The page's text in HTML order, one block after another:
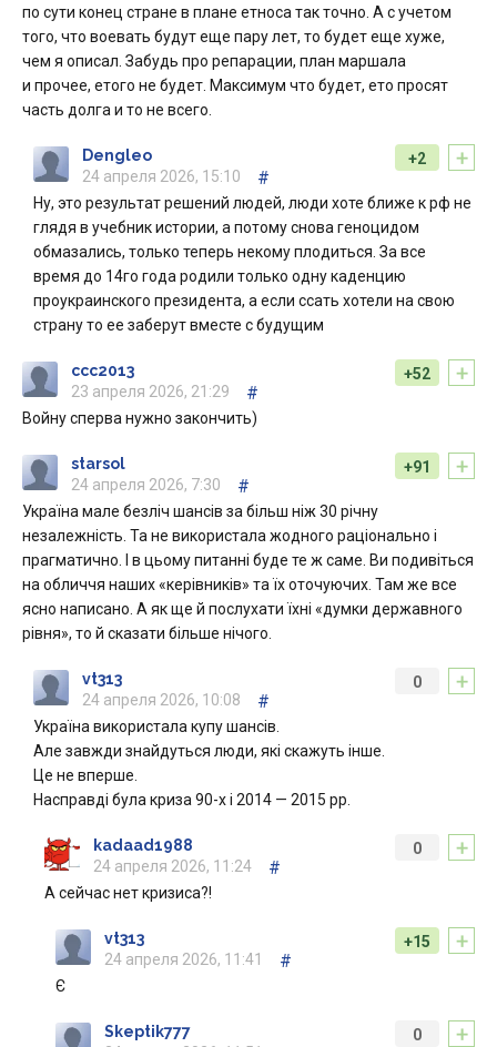
по сути конец стране в плане етноса так точно. А с учетом
того, что воевать будут еще пару лет, то будет еще хуже,
чем я описал. Забудь про репарации, план маршала
и прочее, етого не будет. Максимум что будет, ето просят
часть долга и то не всего.
+
+2
Dengleo
24 апреля 2026, 15:10
#
Ну, это результат решений людей, люди хоте ближе к рф не
глядя в учебник истории, а потому снова геноцидом
обмазались, только теперь некому плодиться. За все
время до 14го года родили только одну каденцию
проукраинского президента, а если ссать хотели на свою
страну то ее заберут вместе с будущим
+
+52
ccc2013
23 апреля 2026, 21:29
#
Войну сперва нужно закончить)
+
+91
starsol
24 апреля 2026, 7:30
#
Україна мале безліч шансів за більш ніж 30 річну
незалежність. Та не використала жодного раціонально і
прагматично. І в цьому питанні буде те ж саме. Ви подивіться
на обличчя наших «керівників» та їх оточуючих. Там же все
ясно написано. А як ще й послухати їхні «думки державного
рівня», то й сказати більше нічого.
+
0
vt313
24 апреля 2026, 10:08
#
Україна використала купу шансів.
Але завжди знайдуться люди, які скажуть інше.
Це не вперше.
Насправді була криза 90-х і 2014 — 2015 рр.
+
0
kadaad1988
24 апреля 2026, 11:24
#
А сейчас нет кризиса?!
+
+15
vt313
24 апреля 2026, 11:41
#
Є
+
0
Skeptik777